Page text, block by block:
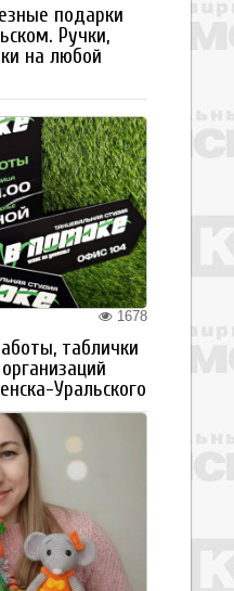
подарки
Ручки,
на любой
1678
таблички
Уральского